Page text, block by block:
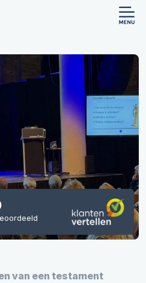
van een testament